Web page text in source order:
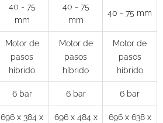
40 - 75
mm
40 - 75
mm
40 - 75 mm
Motor de
pasos
híbrido
Motor de
pasos
híbrido
Motor de
pasos
híbrido
6 bar 6 bar 6 bar
696 x 384 x
696 x 484 x
696 x 638 x